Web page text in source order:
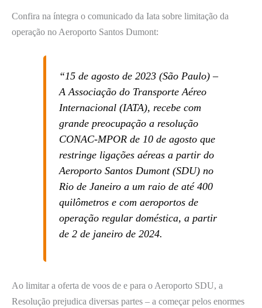
Confira na íntegra o comunicado da Iata sobre limitação da
operação no Aeroporto Santos Dumont:
“15 de agosto de 2023 (São Paulo) –
A Associação do Transporte Aéreo
Internacional (IATA), recebe com
grande preocupação a resolução
CONAC-MPOR de 10 de agosto que
restringe ligações aéreas a partir do
Aeroporto Santos Dumont (SDU) no
Rio de Janeiro a um raio de até 400
quilômetros e com aeroportos de
operação regular doméstica, a partir
de 2 de janeiro de 2024.
Ao limitar a oferta de voos de e para o Aeroporto SDU, a
Resolução prejudica diversas partes – a começar pelos enormes